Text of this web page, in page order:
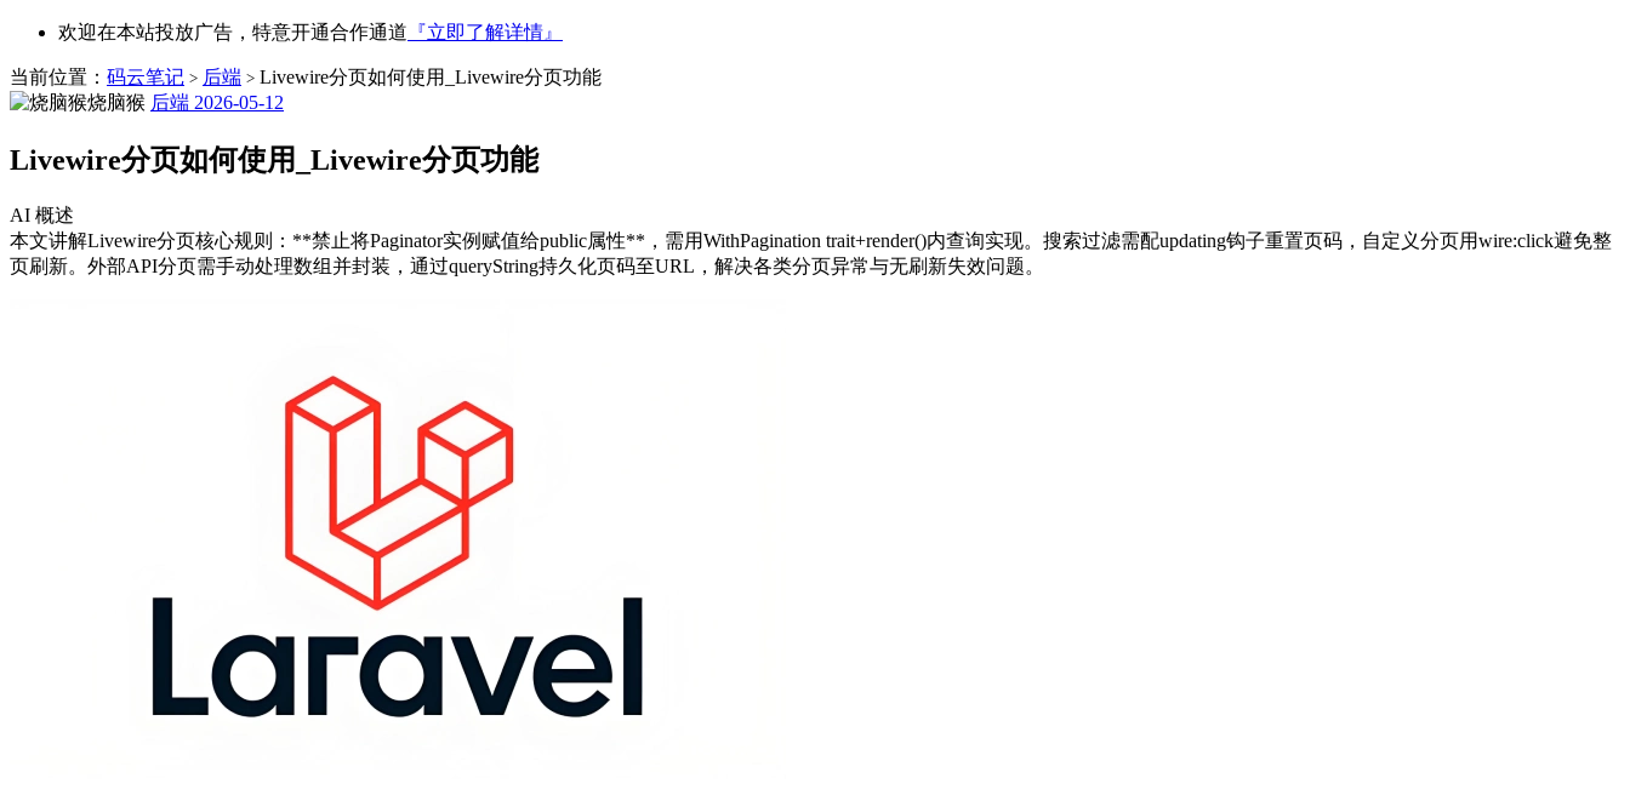
欢迎在本站投放广告，特意开通合作通道 『立即了解详情』
当前位置： 码云笔记 > 后端 > Livewire分页如何使用_Livewire分页功能
烧脑猴 后端 2026-05-12
Livewire分页如何使用_Livewire分页功能
AI 概述
本文讲解Livewire分页核心规则：**禁止将Paginator实例赋值给public属性**，需用WithPagination trait+render()内查询实现。搜索过滤需配updating钩子重置页码，自定义分页用wire:click避免整
页刷新。外部API分页需手动处理数组并封装，通过queryString持久化页码至URL，解决各类分页异常与无刷新失效问题。